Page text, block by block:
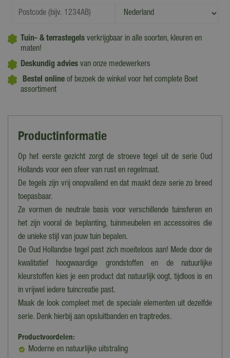
Tuin- & terrastegels verkrijgbaar in alle soorten, kleuren en
maten!
Deskundig advies van onze medewerkers
Bestel online of bezoek de winkel voor het complete Boet
assortiment
Productinformatie
Op het eerste gezicht zorgt de stroeve tegel uit de serie Oud
Hollands voor een sfeer van rust en regelmaat.
De tegels zijn vrij onopvallend en dat maakt deze serie zo breed
toepasbaar.
Ze vormen de neutrale basis voor verschillende tuinsferen en
het zijn vooral de beplanting, tuinmeubelen en accessoires die
de unieke stijl van jouw tuin bepalen.
De Oud Hollandse tegel past zich moeiteloos aan! Mede door de
kwalitatief hoogwaardige grondstoffen en de natuurlijke
kleurstoffen kies je een product dat natuurlijk oogt, tijdloos is en
in vrijwel iedere tuincreatie past.
Maak de look compleet met de speciale elementen uit dezelfde
serie. Denk hierbij aan opsluitbanden en traptredes.
Productvoordelen:
Moderne en natuurlijke uitstraling